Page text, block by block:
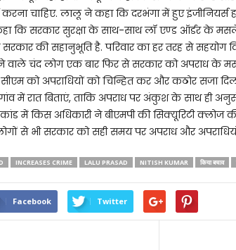
करना चाहिए. लालू ने कहा कि दरभंगा में हुए इंजीनियर्स
कि सरकार सुरक्षा के साथ-साथ लॉ एण्ड ऑर्डर
सरकार की सहानुभूति है. परिवार का हर तरह से सहयोग
वाले चंद लोग एक बार फिर से सरकार को अपराध के
को अपराधियों को चिन्हित कर और कठोर सजा
में रात बिताएं, ताकि अपराध पर अंकुश के साथ ही
में किस अधिकारी ने बीएमपी की सिक्यूरिटी क्लोज
से भी सरकार को सही समय पर अपराध और
INCREASES CRIME LALU PRASAD NITISH KUMAR किया बचाव
Facebook Twitter